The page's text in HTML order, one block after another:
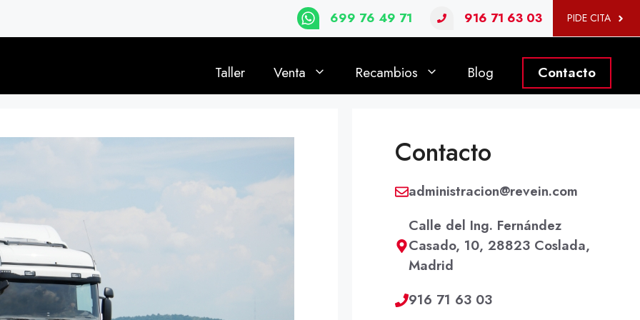
699 76 49 71 916 71 63 03 PIDE CITA
Taller Venta Recambios Blog Contacto
Contacto
administracion@revein.com
Calle del Ing. Fernández
Casado, 10, 28823 Coslada,
Madrid
916 71 63 03